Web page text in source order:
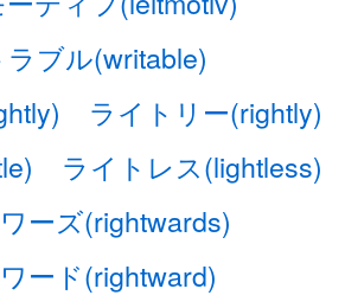
ブル(writable)
ライトリー(rightly)
ライトレス(lightless)
ーズ(rightwards)
ード(rightward)